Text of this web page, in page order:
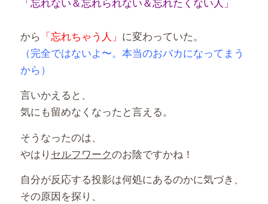
から 「忘れちゃう人」 に変わっていた。
（完全ではないよ〜。本当のおバカになってまう
から）
言いかえると、
気にも留めなくなったと言える。
そうなったのは、
やはり セルフワークのお陰ですかね！
自分が反応する投影は何処にあるのかに気づき、
その原因を探り、